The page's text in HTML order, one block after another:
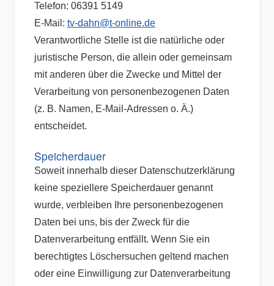
Telefon: 06391 5149
E-Mail: tv-dahn@t-online.de
Verantwortliche Stelle ist die natürliche oder
juristische Person, die allein oder gemeinsam
mit anderen über die Zwecke und Mittel der
Verarbeitung von personenbezogenen Daten
(z. B. Namen, E-Mail-Adressen o. Ä.)
entscheidet.
Speicherdauer
Soweit innerhalb dieser Datenschutzerklärung
keine speziellere Speicherdauer genannt
wurde, verbleiben Ihre personenbezogenen
Daten bei uns, bis der Zweck für die
Datenverarbeitung entfällt. Wenn Sie ein
berechtigtes Löschersuchen geltend machen
oder eine Einwilligung zur Datenverarbeitung